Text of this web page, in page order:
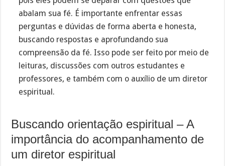
abalam sua fé. É importante enfrentar essas
perguntas e dúvidas de forma aberta e honesta,
buscando respostas e aprofundando sua
compreensão da fé. Isso pode ser feito por meio de
leituras, discussões com outros estudantes e
professores, e também com o auxílio de um diretor
espiritual.
Buscando orientação espiritual – A
importância do acompanhamento de
um diretor espiritual